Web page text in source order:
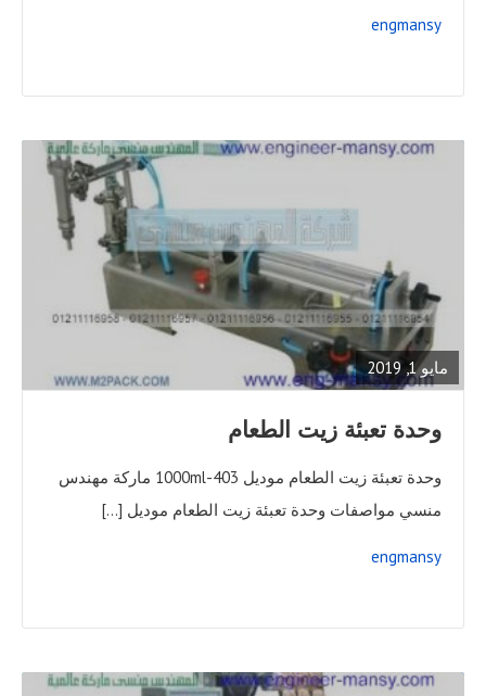
engmansy
مايو 1, 2019
READ
FULL
POST
وحدة تعبئة زيت الطعام
وحدة تعبئة زيت الطعام موديل 403-1000ml ماركة مهندس
منسي مواصفات وحدة تعبئة زيت الطعام موديل […]
engmansy